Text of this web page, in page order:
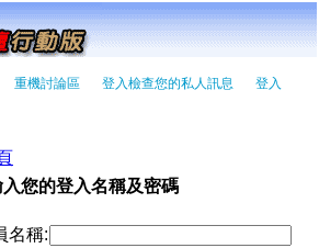
重機討論區 登入檢查您的私人訊息 登入
您的登入名稱及密碼
名稱: